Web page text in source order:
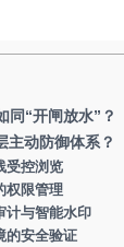
同“开闸放水”？
主动防御体系？
受控浏览
权限管理
计与智能水印
的安全验证